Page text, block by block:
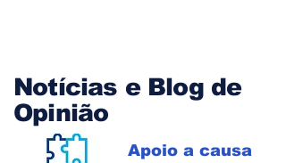
Notícias e Blog de
Opinião
Apoio a causa